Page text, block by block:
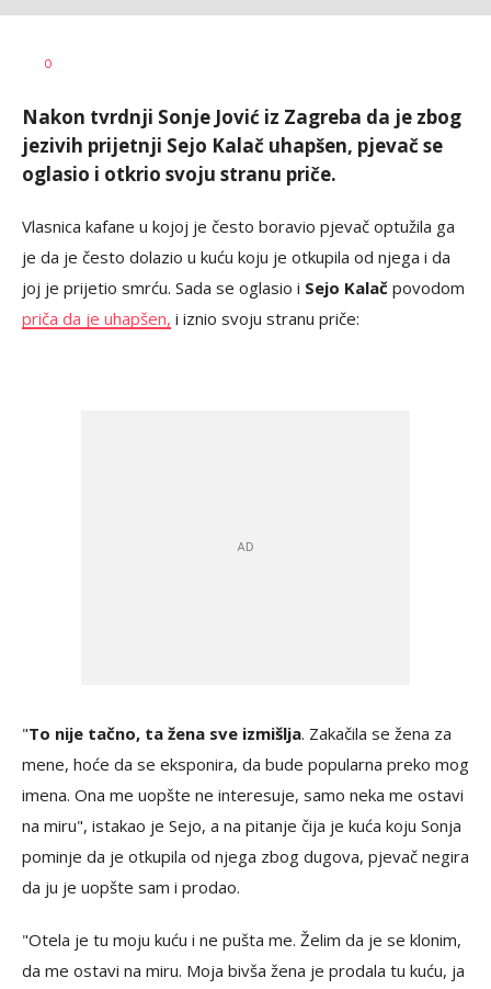
0
Nakon tvrdnji Sonje Jović iz Zagreba da je zbog
jezivih prijetnji Sejo Kalač uhapšen, pjevač se
oglasio i otkrio svoju stranu priče.
Vlasnica kafane u kojoj je često boravio pjevač optužila ga
je da je često dolazio u kuću koju je otkupila od njega i da
joj je prijetio smrću. Sada se oglasio i Sejo Kalač povodom
priča da je uhapšen, i iznio svoju stranu priče:
"To nije tačno, ta žena sve izmišlja. Zakačila se žena za
mene, hoće da se eksponira, da bude popularna preko mog
imena. Ona me uopšte ne interesuje, samo neka me ostavi
na miru", istakao je Sejo, a na pitanje čija je kuća koju Sonja
pominje da je otkupila od njega zbog dugova, pjevač negira
da ju je uopšte sam i prodao.
"Otela je tu moju kuću i ne pušta me. Želim da je se klonim,
da me ostavi na miru. Moja bivša žena je prodala tu kuću, ja